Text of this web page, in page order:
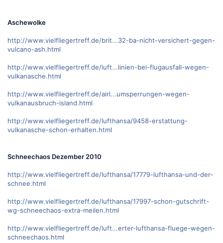
Aschewolke
http://www.vielfliegertreff.de/brit...32-ba-nicht-versichert-gegen-
vulcano-ash.html
http://www.vielfliegertreff.de/luft...linien-bei-flugausfall-wegen-
vulkanasche.html
http://www.vielfliegertreff.de/airl...umsperrungen-wegen-
vulkanausbruch-island.html
http://www.vielfliegertreff.de/lufthansa/9458-erstattung-
vulkanasche-schon-erhalten.html
Schneechaos Dezember 2010
http://www.vielfliegertreff.de/lufthansa/17779-lufthansa-und-der-
schnee.html
http://www.vielfliegertreff.de/lufthansa/17997-schon-gutschrift-
wg-schneechaos-extra-meilen.html
http://www.vielfliegertreff.de/luft...erter-lufthansa-fluege-wegen-
schneechaos.html